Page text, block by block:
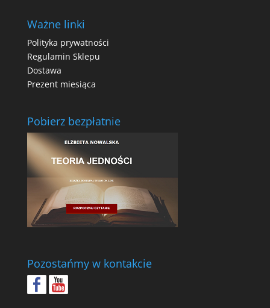
Ważne linki
Polityka prywatności
Regulamin Sklepu
Dostawa
Prezent miesiąca
Pobierz bezpłatnie
Pozostańmy w kontakcie